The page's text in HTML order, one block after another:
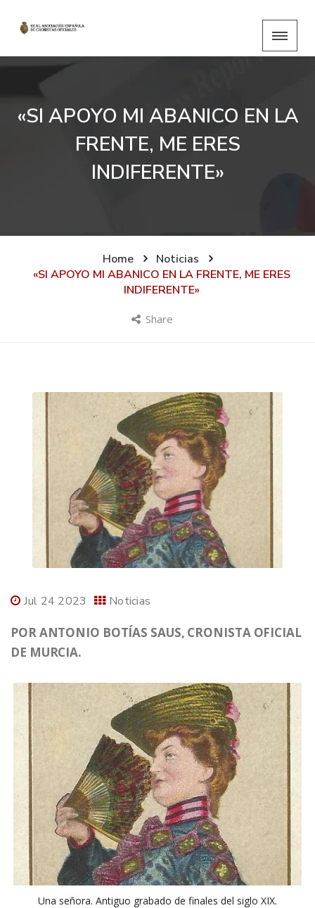
«SI APOYO MI ABANICO EN LA
FRENTE, ME ERES
INDIFERENTE»
Home
Noticias
«SI APOYO MI ABANICO EN LA FRENTE, ME ERES
INDIFERENTE»
Share
Jul 24 2023 Noticias
POR ANTONIO BOTÍAS SAUS, CRONISTA OFICIAL
DE MURCIA.
Una señora. Antiguo grabado de finales del siglo XIX.